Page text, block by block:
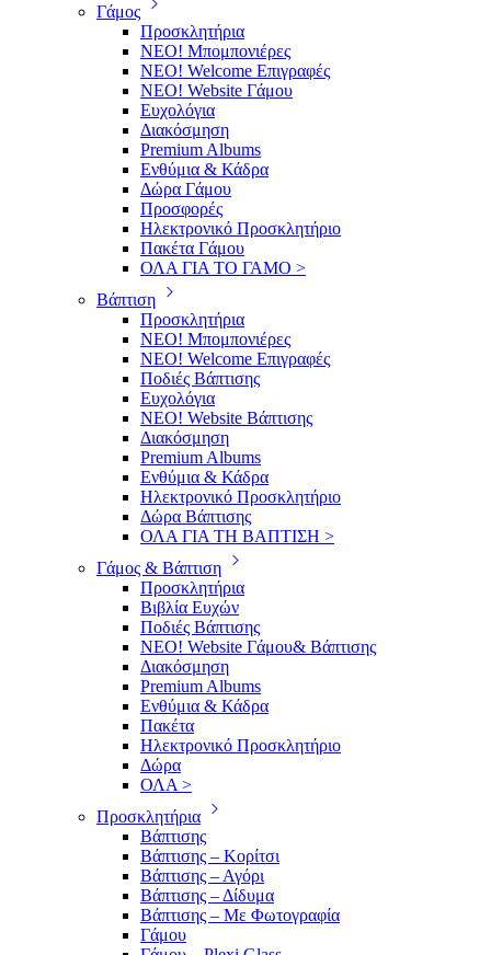
Γάμος
Προσκλητήρια
ΝΕΟ! Μπομπονιέρες
NEO! Welcome Επιγραφές
ΝΕΟ! Website Γάμου
Ευχολόγια
Διακόσμηση
Premium Albums
Ενθύμια & Κάδρα
Δώρα Γάμου
Προσφορές
Ηλεκτρονικό Προσκλητήριο
Πακέτα Γάμου
ΟΛΑ ΓΙΑ ΤΟ ΓΑΜΟ >
Βάπτιση
Προσκλητήρια
ΝΕΟ! Μπομπονιέρες
NEO! Welcome Επιγραφές
Ποδιές Βάπτισης
Ευχολόγια
ΝΕΟ! Website Βάπτισης
Διακόσμηση
Premium Albums
Ενθύμια & Κάδρα
Ηλεκτρονικό Προσκλητήριο
Δώρα Βάπτισης
ΟΛΑ ΓΙΑ ΤΗ ΒΑΠΤΙΣΗ >
Γάμος & Βάπτιση
Προσκλητήρια
Βιβλία Ευχών
Ποδιές Βάπτισης
ΝΕΟ! Website Γάμου& Βάπτισης
Διακόσμηση
Premium Albums
Ενθύμια & Κάδρα
Πακέτα
Ηλεκτρονικό Προσκλητήριο
Δώρα
ΟΛΑ >
Προσκλητήρια
Βάπτισης
Βάπτισης – Κορίτσι
Βάπτισης – Αγόρι
Βάπτισης – Δίδυμα
Βάπτισης – Με Φωτογραφία
Γάμου